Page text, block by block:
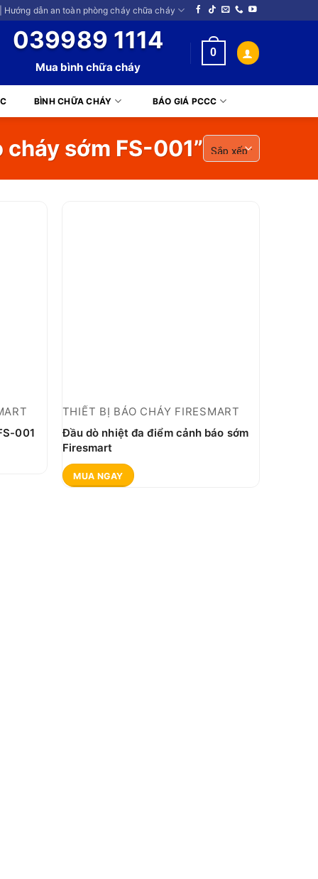
Hướng dẫn an toàn phòng cháy chữa cháy
039989 1114
Mua bình chữa cháy
0
BÌNH CHỮA CHÁY BÁO GIÁ PCCC
sớm FS-001”
001
THIẾT BỊ BÁO CHÁY FIRESMART
Đầu dò nhiệt đa điểm cảnh báo sớm
Firesmart
MUA NGAY